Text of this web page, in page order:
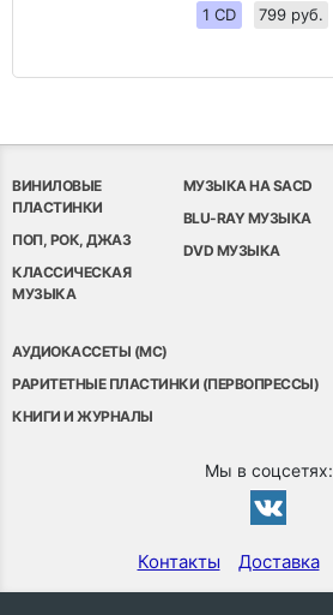
1 CD 799 руб.
ВИНИЛОВЫЕ
ПЛАСТИНКИ
ПОП, РОК, ДЖАЗ
КЛАССИЧЕСКАЯ
МУЗЫКА
МУЗЫКА НА SACD
BLU-RAY МУЗЫКА
DVD МУЗЫКА
АУДИОКАССЕТЫ (MC)
РАРИТЕТНЫЕ ПЛАСТИНКИ (ПЕРВОПРЕССЫ)
КНИГИ И ЖУРНАЛЫ
Мы в соцсетях:
Контакты Доставка